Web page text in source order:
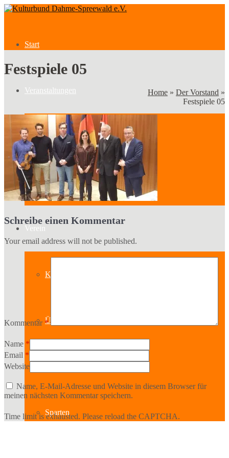
Start
Veranstaltungen
Veranstaltungen
Kategorien
Verein
Kontakt
Über uns
Sparten
Festspiele 05
Home » Der Vorstand »
Festspiele 05
Schreibe einen Kommentar
Your email address will not be published.
Kommentar *
Name *
Email *
Website
Name, E-Mail-Adresse und Website in diesem Browser für
meinen nächsten Kommentar speichern.
Time limit is exhausted. Please reload the CAPTCHA.